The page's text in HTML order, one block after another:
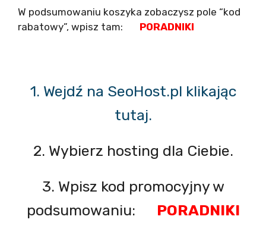
W podsumowaniu koszyka zobaczysz pole “kod
rabatowy”, wpisz tam: PORADNIKI
1. Wejdź na SeoHost.pl klikając
tutaj.
2. Wybierz hosting dla Ciebie.
3. Wpisz kod promocyjny w
podsumowaniu: PORADNIKI